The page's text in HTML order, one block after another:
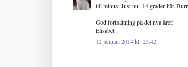
till minus. Just nu -14 grader här.
God fortsättning på det nya året!
Elisabet
12 januari 2014 kl. 23:42